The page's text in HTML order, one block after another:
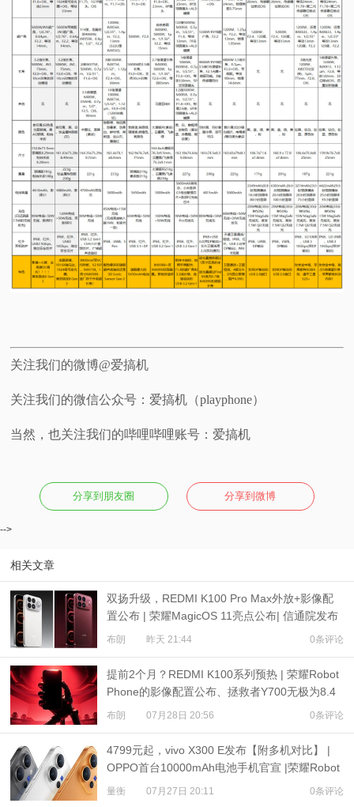
关注我们的微博@爱搞机
关注我们的微信公众号：爱搞机（playphone）
当然，也关注我们的哔哩哔哩账号：爱搞机
分享到朋友圈 分享到微博
-->
相关文章
双扬升级，REDMI K100 Pro Max外放+影像配
置公布 | 荣耀MagicOS 11亮点公布| 信通院发布
eSIM研究报告
布朗 昨天 21:44 0条评论
提前2个月？REDMI K100系列预热 | 荣耀Robot
Phone的影像配置公布、拯救者Y700无极为8.4
英寸屏
布朗 07月28日 20:56 0条评论
4799元起，vivo X300 E发布【附多机对比】 |
OPPO首台10000mAh电池手机官宣 |荣耀Robot
Phone定档
量衡 07月27日 20:11 0条评论